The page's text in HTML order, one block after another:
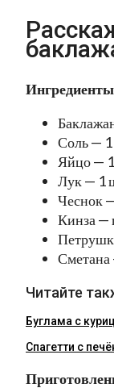
Соль — 1
Яйцо —
Лук — 1
Чеснок
Кинза —
Сметана
Читайте
Буглама с
Спагетти с